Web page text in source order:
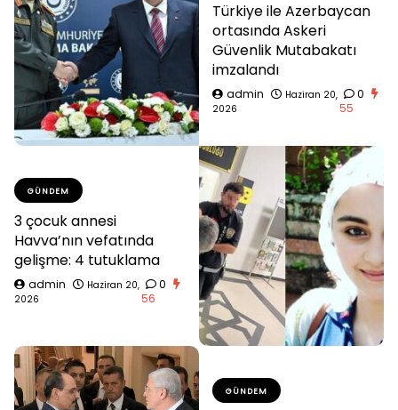
Türkiye ile Azerbaycan
ortasında Askeri
Güvenlik Mutabakatı
imzalandı
admin
Haziran 20,
2026
0
55
GÜNDEM
3 çocuk annesi
Havva’nın vefatında
gelişme: 4 tutuklama
admin
Haziran 20,
2026
0
56
GÜNDEM